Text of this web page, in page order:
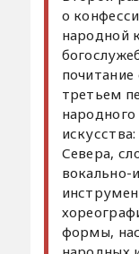
о
народной
третьем
народного
Севера,
формы,